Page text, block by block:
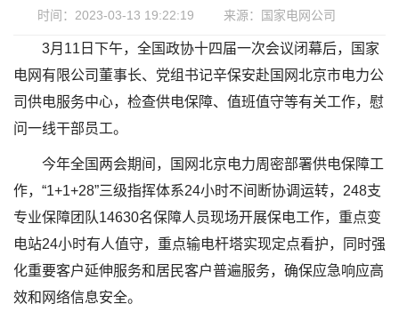
时间：2023-03-13 19:22:19 来源：国家电网公司
3月11日下午，全国政协十四届一次会议闭幕后，国家
电网有限公司董事长、党组书记辛保安赴国网北京市电力公
司供电服务中心，检查供电保障、值班值守等有关工作，慰
问一线干部员工。
今年全国两会期间，国网北京电力周密部署供电保障工
作，“1+1+28”三级指挥体系24小时不间断协调运转，248支
专业保障团队14630名保障人员现场开展保电工作，重点变
电站24小时有人值守，重点输电杆塔实现定点看护，同时强
化重要客户延伸服务和居民客户普遍服务，确保应急响应高
效和网络信息安全。